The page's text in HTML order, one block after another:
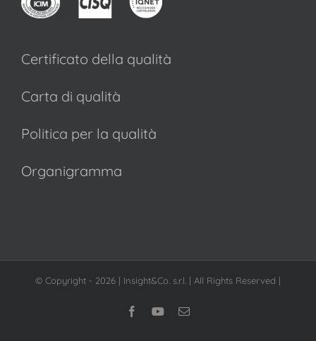
Certificato della qualità
Carta di qualità
Politica per la qualità
Organigramma
© Copyright - 2026 | Insight&Co. s.r.l. | All Rights Reserved |
FacebookYouTubeEmail